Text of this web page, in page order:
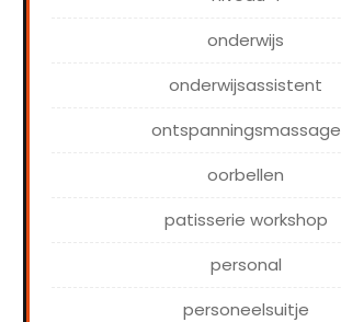
onderwijs
onderwijsassistent
ontspanningsmassage
oorbellen
patisserie workshop
personal
personeelsuitje